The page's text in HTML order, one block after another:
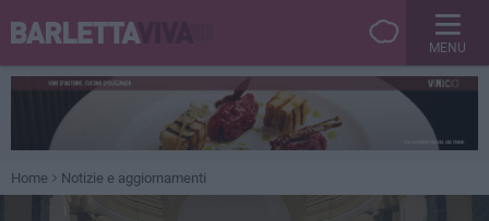
MENU
Home Notizie e aggiornamenti